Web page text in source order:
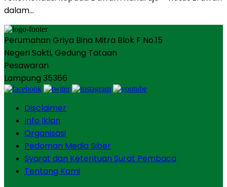
dalam…
Perumahan Griya Bina Mitra Blok F No.15
Negeri Sakti, Gedung Tataan
Pesawaran
Lampung 35366
Disclaimer
Info Iklan
Organisasi
Pedoman Media Siber
Syarat dan Ketentuan Surat Pembaca
Tentang Kami